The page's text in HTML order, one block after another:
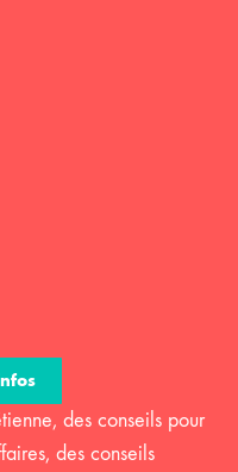
des conseils pour
des conseils